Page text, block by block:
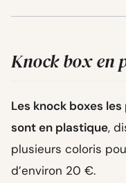
Knock box en
Les knock boxes
sont en plastique,
plusieurs coloris
d’environ 20 €.